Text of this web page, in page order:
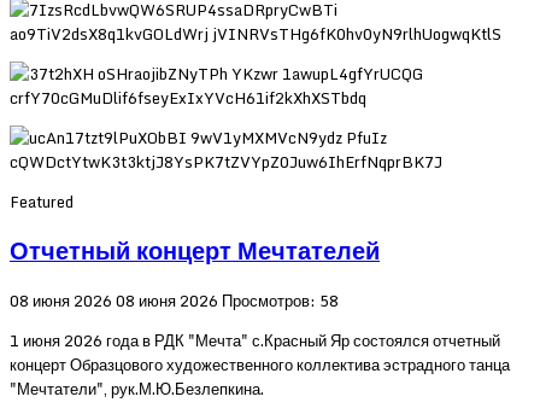
Featured
Отчетный концерт Мечтателей
08 июня 202608 июня 2026 Просмотров: 58
1 июня 2026 года в РДК "Мечта" с.Красный Яр состоялся отчетный
концерт Образцового художественного коллектива эстрадного танца
"Мечтатели", рук.М.Ю.Безлепкина.